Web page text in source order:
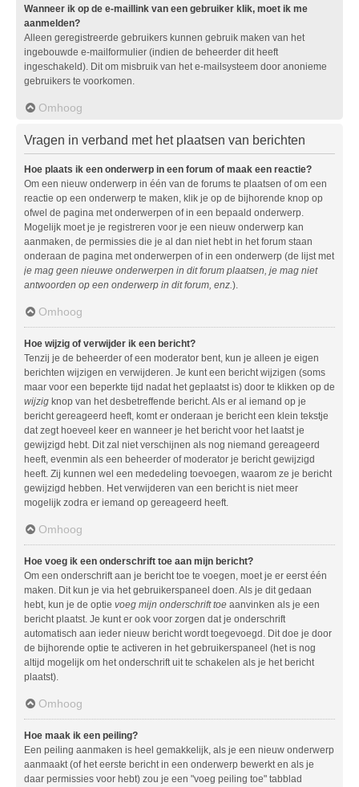
Wanneer ik op de e-maillink van een gebruiker klik, moet ik me
aanmelden?
Alleen geregistreerde gebruikers kunnen gebruik maken van het
ingebouwde e-mailformulier (indien de beheerder dit heeft
ingeschakeld). Dit om misbruik van het e-mailsysteem door anonieme
gebruikers te voorkomen.
Omhoog
Vragen in verband met het plaatsen van berichten
Hoe plaats ik een onderwerp in een forum of maak een reactie?
Om een nieuw onderwerp in één van de forums te plaatsen of om een
reactie op een onderwerp te maken, klik je op de bijhorende knop op
ofwel de pagina met onderwerpen of in een bepaald onderwerp.
Mogelijk moet je je registreren voor je een nieuw onderwerp kan
aanmaken, de permissies die je al dan niet hebt in het forum staan
onderaan de pagina met onderwerpen of in een onderwerp (de lijst met
je mag geen nieuwe onderwerpen in dit forum plaatsen, je mag niet
antwoorden op een onderwerp in dit forum, enz.).
Omhoog
Hoe wijzig of verwijder ik een bericht?
Tenzij je de beheerder of een moderator bent, kun je alleen je eigen
berichten wijzigen en verwijderen. Je kunt een bericht wijzigen (soms
maar voor een beperkte tijd nadat het geplaatst is) door te klikken op de
wijzig knop van het desbetreffende bericht. Als er al iemand op je
bericht gereageerd heeft, komt er onderaan je bericht een klein tekstje
dat zegt hoeveel keer en wanneer je het bericht voor het laatst je
gewijzigd hebt. Dit zal niet verschijnen als nog niemand gereageerd
heeft, evenmin als een beheerder of moderator je bericht gewijzigd
heeft. Zij kunnen wel een mededeling toevoegen, waarom ze je bericht
gewijzigd hebben. Het verwijderen van een bericht is niet meer
mogelijk zodra er iemand op gereageerd heeft.
Omhoog
Hoe voeg ik een onderschrift toe aan mijn bericht?
Om een onderschrift aan je bericht toe te voegen, moet je er eerst één
maken. Dit kun je via het gebruikerspaneel doen. Als je dit gedaan
hebt, kun je de optie voeg mijn onderschrift toe aanvinken als je een
bericht plaatst. Je kunt er ook voor zorgen dat je onderschrift
automatisch aan ieder nieuw bericht wordt toegevoegd. Dit doe je door
de bijhorende optie te activeren in het gebruikerspaneel (het is nog
altijd mogelijk om het onderschrift uit te schakelen als je het bericht
plaatst).
Omhoog
Hoe maak ik een peiling?
Een peiling aanmaken is heel gemakkelijk, als je een nieuw onderwerp
aanmaakt (of het eerste bericht in een onderwerp bewerkt en als je
daar permissies voor hebt) zou je een "voeg peiling toe" tabblad